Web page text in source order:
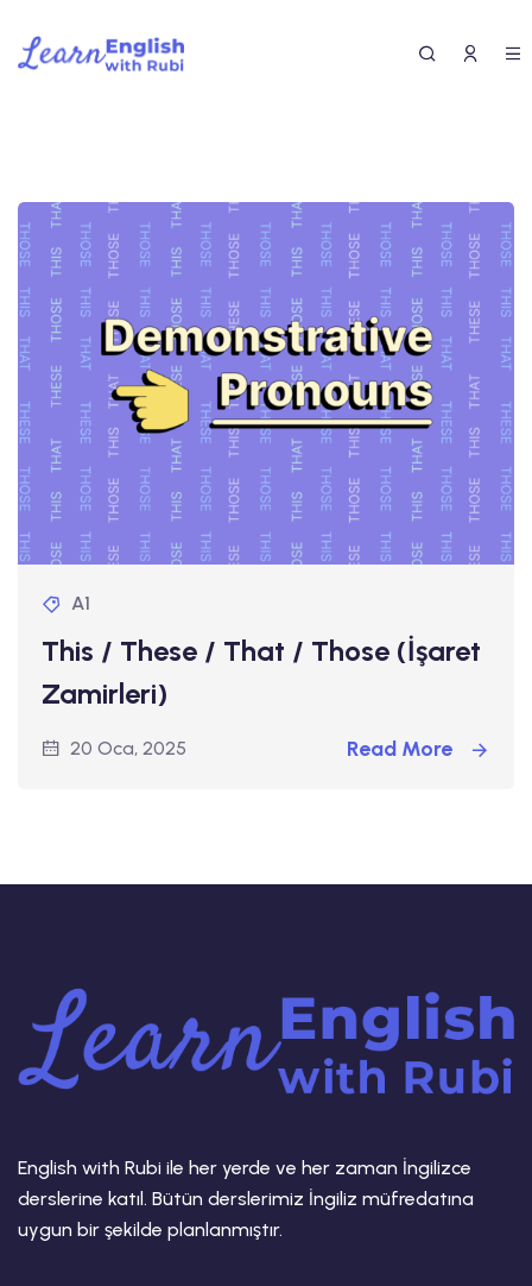
A1
This / These / That / Those (İşaret
Zamirleri)
20 Oca, 2025 Read More
English with Rubi ile her yerde ve her zaman İngilizce
derslerine katıl. Bütün derslerimiz İngiliz müfredatına
uygun bir şekilde planlanmıştır.